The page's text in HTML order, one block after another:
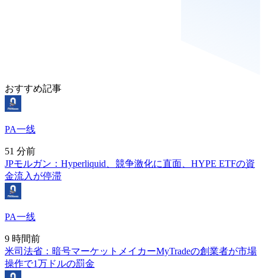
おすすめ記事
PA一线
51 分前
JPモルガン：Hyperliquid、競争激化に直面、HYPE ETFの資
金流入が停滞
PA一线
9 時間前
米司法省：暗号マーケットメイカーMyTradeの創業者が市場
操作で1万ドルの罰金